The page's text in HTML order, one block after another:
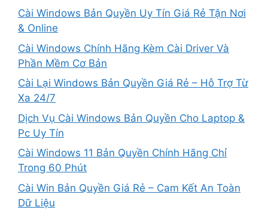
Cài Windows Bản Quyền Uy Tín Giá Rẻ Tận Nơi
& Online
Cài Windows Chính Hãng Kèm Cài Driver Và
Phần Mềm Cơ Bản
Cài Lại Windows Bản Quyền Giá Rẻ – Hỗ Trợ Từ
Xa 24/7
Dịch Vụ Cài Windows Bản Quyền Cho Laptop &
Pc Uy Tín
Cài Windows 11 Bản Quyền Chính Hãng Chỉ
Trong 60 Phút
Cài Win Bản Quyền Giá Rẻ – Cam Kết An Toàn
Dữ Liệu